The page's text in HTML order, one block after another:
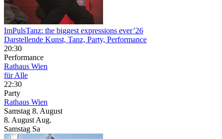
ImPulsTanz: the biggest expressions ever’26
Darstellende Kunst, Tanz, Party, Performance
20:30
Performance
Rathaus Wien
für Alle
22:30
Party
Rathaus Wien
Samstag 8. August
8. August Aug.
Samstag Sa